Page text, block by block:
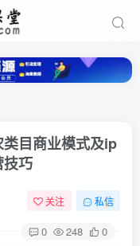
目商业模式及ip
巧
关注 私信
0 248 0